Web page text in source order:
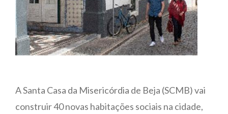
A Santa Casa da Misericórdia de Beja (SCMB) vai
construir 40 novas habitações sociais na cidade,